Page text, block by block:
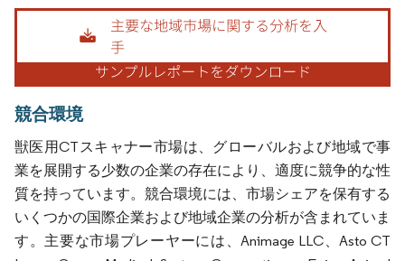
画像 © Mordor Intelligence。再利用にはCC BY 4.0の表示が必要です。
競合環境
獣医用CTスキャナー市場は、グローバルおよび地域で事
業を展開する少数の企業の存在により、適度に競争的な性
質を持っています。競合環境には、市場シェアを保有する
いくつかの国際企業および地域企業の分析が含まれていま
す。主要な市場プレーヤーには、Animage LLC、Asto CT